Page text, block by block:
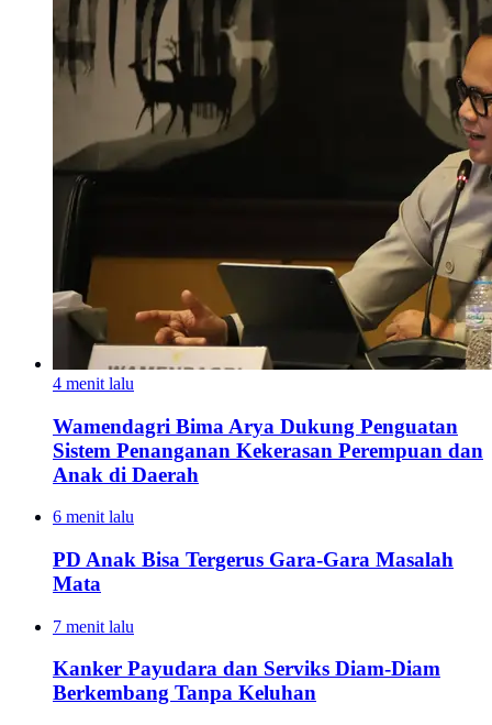
4 menit lalu
Wamendagri Bima Arya Dukung Penguatan
Sistem Penanganan Kekerasan Perempuan dan
Anak di Daerah
6 menit lalu
PD Anak Bisa Tergerus Gara-Gara Masalah
Mata
7 menit lalu
Kanker Payudara dan Serviks Diam-Diam
Berkembang Tanpa Keluhan